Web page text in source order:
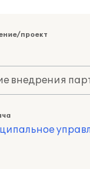
проект
внедрения